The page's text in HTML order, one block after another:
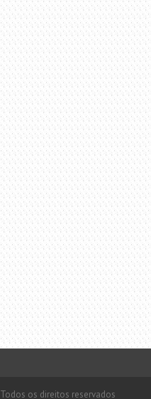
Todos os direitos reservados